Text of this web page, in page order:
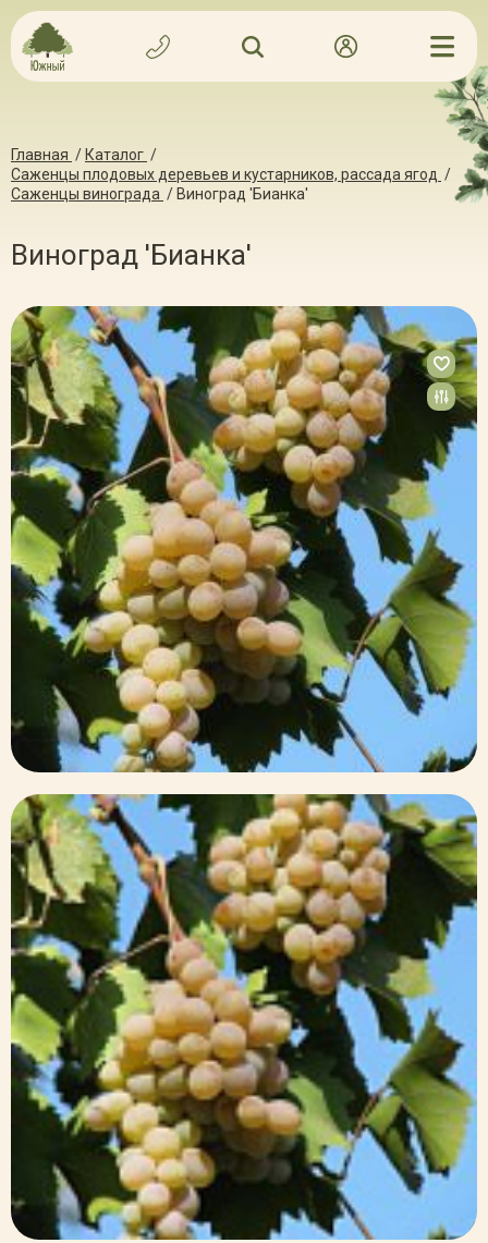
Главная / Каталог /
Саженцы плодовых деревьев и кустарников, рассада ягод /
Саженцы винограда / Виноград 'Бианка'
Виноград 'Бианка'